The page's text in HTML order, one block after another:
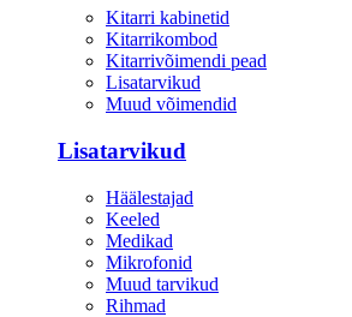
Kitarri kabinetid
Kitarrikombod
Kitarrivõimendi pead
Lisatarvikud
Muud võimendid
Lisatarvikud
Häälestajad
Keeled
Medikad
Mikrofonid
Muud tarvikud
Rihmad